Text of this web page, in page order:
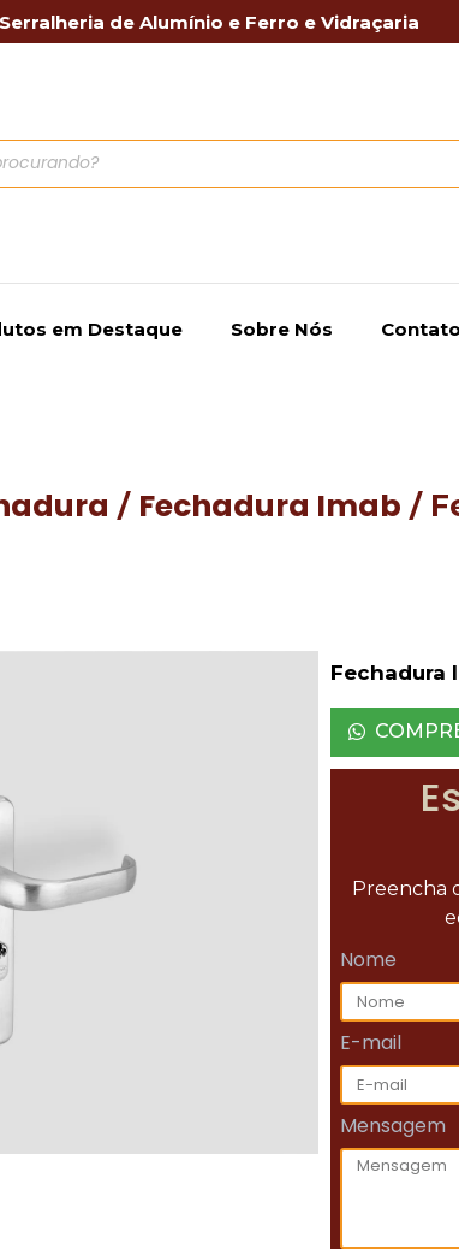
de Alumínio e Ferro e Vidraçaria
em Destaque Sobre Nós Contato
/ Fechadura Imab /
Fechadura
Preencha
Nome
E-mail
Mensagem